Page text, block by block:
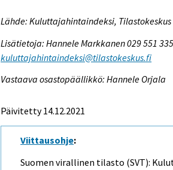
Lähde: Kuluttajahintaindeksi, Tilastokeskus
Lisätietoja: Hannele Markkanen 029 551
kuluttajahintaindeksi@tilastokeskus.fi
Vastaava osastopäällikkö: Hannele Orjala
Päivitetty 14.12.2021
Viittausohje:
Suomen virallinen tilasto (SVT):